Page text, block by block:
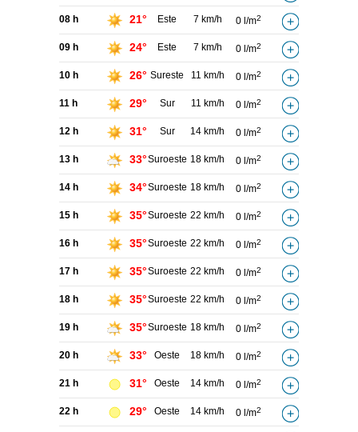
08 h 21° Este 7 km/h 0 l/m2
09 h 24° Este 7 km/h 0 l/m2
10 h 26° Sureste 11 km/h 0 l/m2
11 h 29° Sur 11 km/h 0 l/m2
12 h 31° Sur 14 km/h 0 l/m2
13 h 33°Suroeste 18 km/h 0 l/m2
14 h 34°Suroeste 18 km/h 0 l/m2
15 h 35°Suroeste 22 km/h 0 l/m2
16 h 35°Suroeste 22 km/h 0 l/m2
17 h 35°Suroeste 22 km/h 0 l/m2
18 h 35°Suroeste 22 km/h 0 l/m2
19 h 35°Suroeste 18 km/h 0 l/m2
20 h 33° Oeste 18 km/h 0 l/m2
21 h 31° Oeste 14 km/h 0 l/m2
22 h 29° Oeste 14 km/h 0 l/m2